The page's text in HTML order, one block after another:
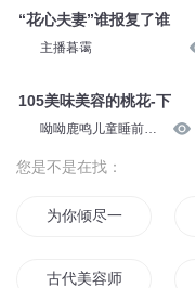
“花心夫妻”谁报复了谁
主播暮霭
105美味美容的桃花-下
呦呦鹿鸣儿童睡前故
您是不是在找：
为你倾尽一世容颜
古代美容师